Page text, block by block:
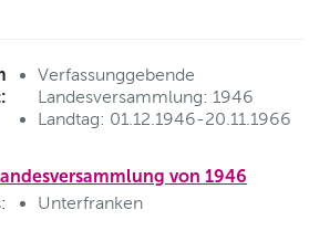
Verfassunggebende
Landesversammlung: 1946
Landtag: 01.12.1946-20.11.1966
von 1946
Unterfranken